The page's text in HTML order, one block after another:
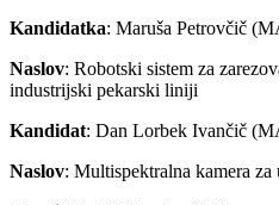
Kandidatka: Maruša Petrovčič
Naslov: Robotski sistem za
industrijski pekarski liniji
Kandidat: Dan Lorbek Ivančič
Naslov: Multispektralna kamera